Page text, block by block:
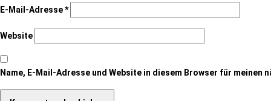
E-Mail-Adresse*
Website
Name, E-Mail-Adresse und Website in diesem Browser für meinen